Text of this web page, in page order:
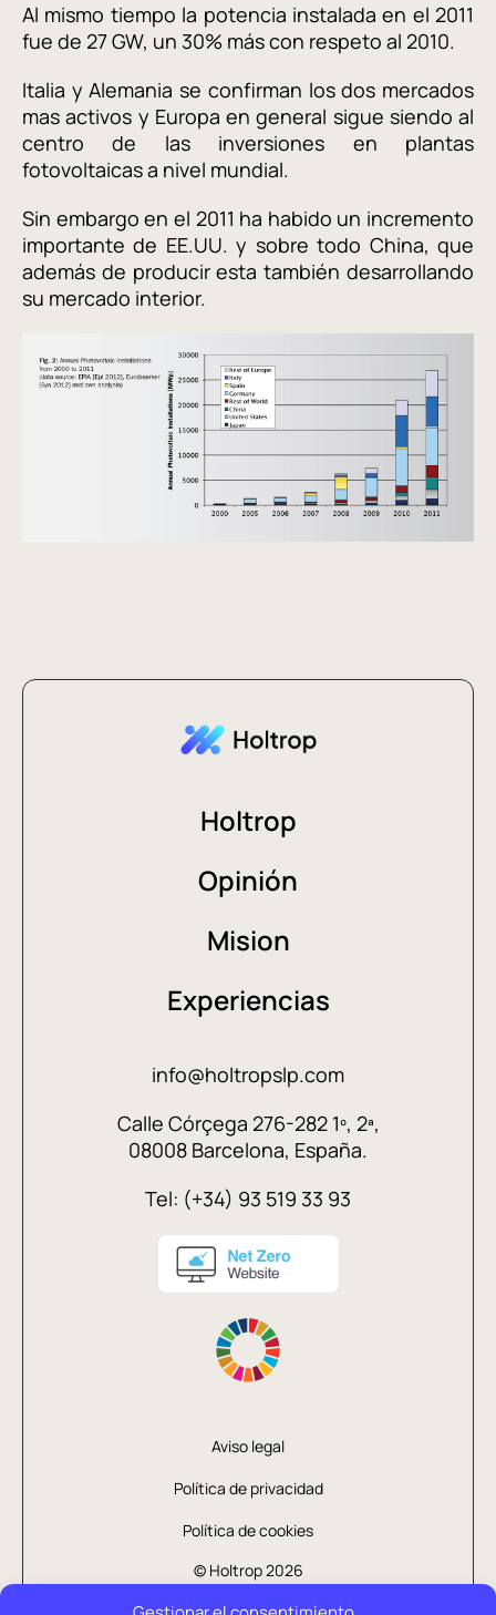
Al mismo tiempo la potencia instalada en el 2011
fue de 27 GW, un 30% más con respeto al 2010.
Italia y Alemania se confirman los dos mercados
mas activos y Europa en general sigue siendo al
centro de las inversiones en plantas
fotovoltaicas a nivel mundial.
Sin embargo en el 2011 ha habido un incremento
importante de EE.UU. y sobre todo China, que
además de producir esta también desarrollando
su mercado interior.
Holtrop
Opinión
Mision
Experiencias
info@holtropslp.com
Calle Córçega 276-282 1º, 2ª,
08008 Barcelona, España.
Tel: (+34) 93 519 33 93
© Holtrop 2026
Aviso legal
Política de privacidad
Política de cookies